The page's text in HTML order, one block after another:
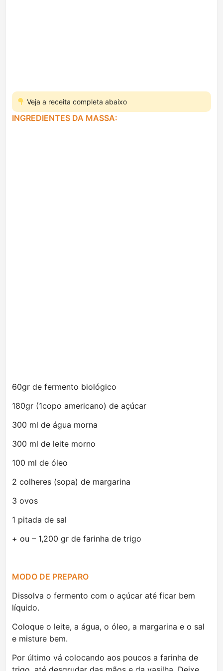
Veja a receita completa abaixo
INGREDIENTES DA MASSA:
60gr de fermento biológico
180gr (1copo americano) de açúcar
300 ml de água morna
300 ml de leite morno
100 ml de óleo
2 colheres (sopa) de margarina
3 ovos
1 pitada de sal
+ ou – 1,200 gr de farinha de trigo
MODO DE PREPARO
Dissolva o fermento com o açúcar até ficar bem
líquido.
Coloque o leite, a água, o óleo, a margarina e o sal
e misture bem.
Por último vá colocando aos poucos a farinha de